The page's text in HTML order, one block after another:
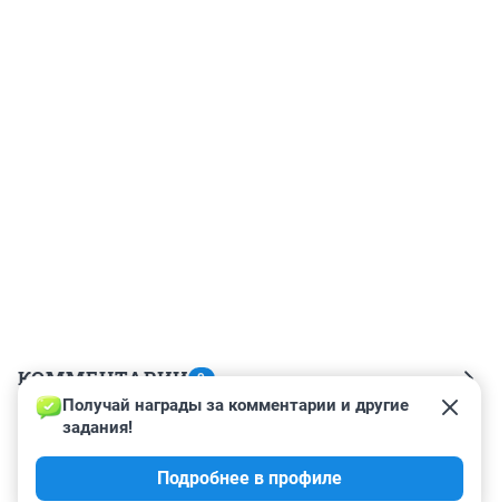
КОММЕНТАРИИ 9
Гость
Колхоз Черёмушки
Получай награды за комментарии и другие
задания!
Подробнее в профиле